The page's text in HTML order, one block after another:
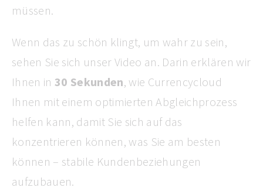
müssen.
Wenn das zu schön klingt, um wahr zu sein,
sehen Sie sich unser Video an. Darin erklären wir
Ihnen in 30 Sekunden, wie Currencycloud
Ihnen mit einem optimierten Abgleichprozess
helfen kann, damit Sie sich auf das
konzentrieren können, was Sie am besten
können – stabile Kundenbeziehungen
aufzubauen.